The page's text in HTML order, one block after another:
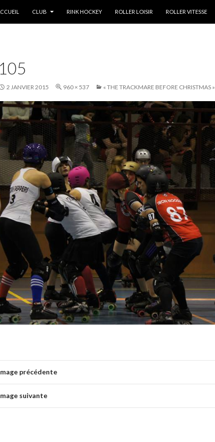
CLUB RINK HOCKEY ROLLER LOISIR ROLLER VITESSE
105
2 JANVIER 2015 960 × 537 « THE TRACKMARE BEFORE CHRISTMAS »
précédente
suivante